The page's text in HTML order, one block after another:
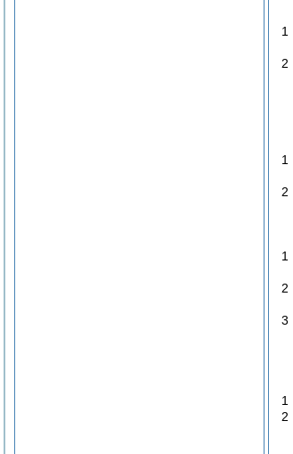
1
2
1
2
1
2
3
1
2